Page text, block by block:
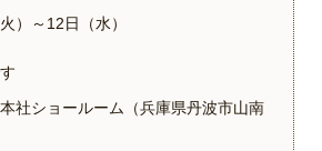
）～12日（水）
社ショールーム（兵庫県丹波市山南